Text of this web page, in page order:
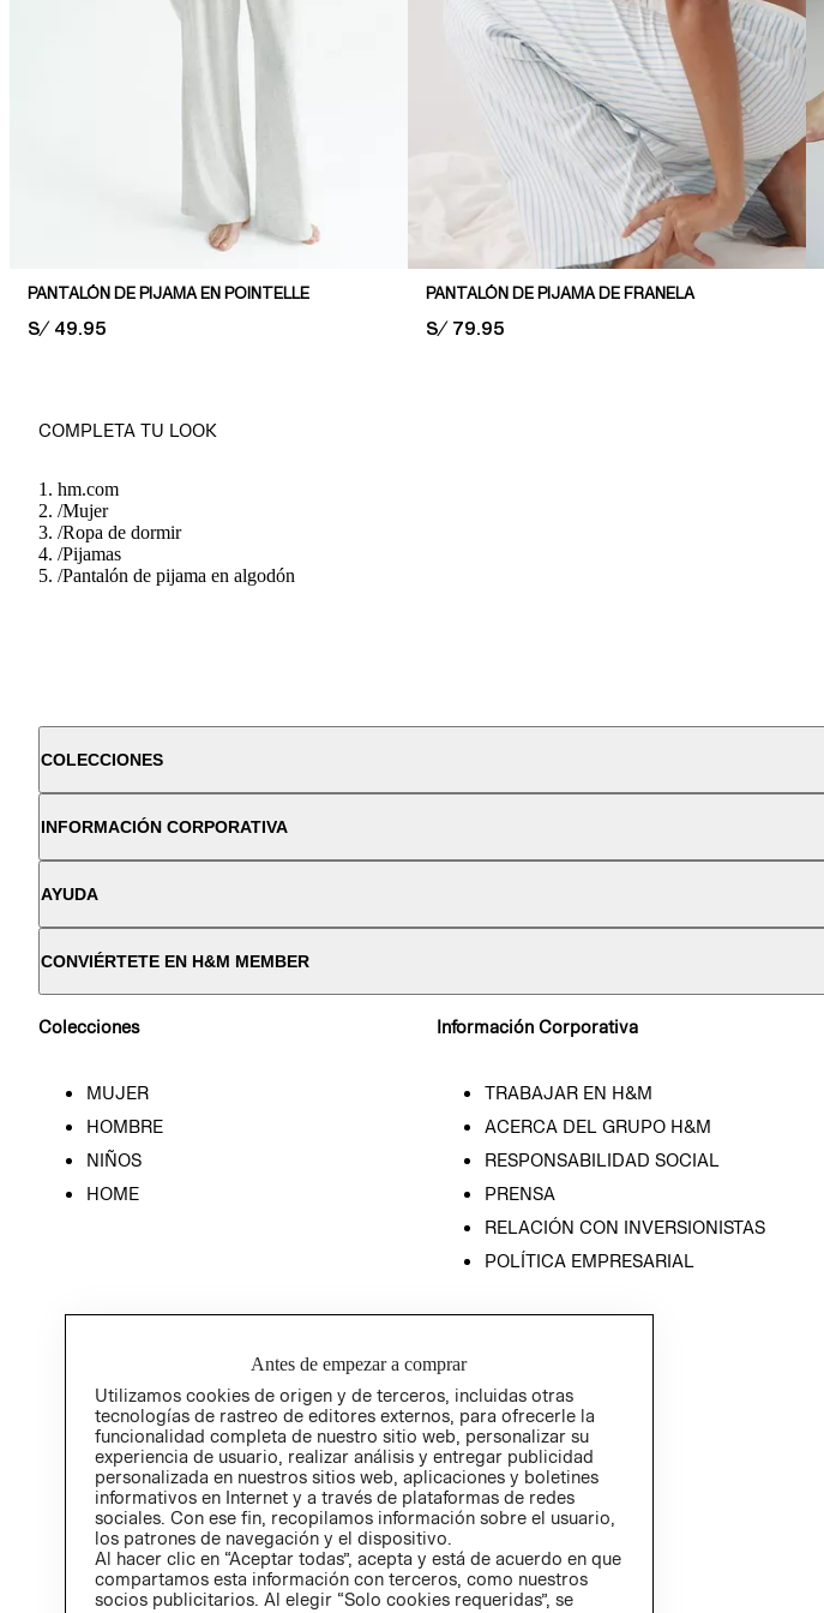
PANTALÓN DE PIJAMA EN POINTELLE
PRICE:
S/ 49.95
PANTALÓN DE PIJAMA DE FRANELA
PRICE:
S/ 79.95
COMPLETA TU LOOK
hm.com
/Mujer
/Ropa de dormir
/Pijamas
/Pantalón de pijama en algodón
COLECCIONES
INFORMACIÓN CORPORATIVA
AYUDA
CONVIÉRTETE EN H&M MEMBER
Colecciones
MUJER
HOMBRE
NIÑOS
HOME
Información Corporativa
TRABAJAR EN H&M
ACERCA DEL GRUPO H&M
RESPONSABILIDAD SOCIAL
PRENSA
RELACIÓN CON INVERSIONISTAS
POLÍTICA EMPRESARIAL
Antes de empezar a comprar
Utilizamos cookies de origen y de terceros, incluidas otras
tecnologías de rastreo de editores externos, para ofrecerle la
funcionalidad completa de nuestro sitio web, personalizar su
experiencia de usuario, realizar análisis y entregar publicidad
personalizada en nuestros sitios web, aplicaciones y boletines
informativos en Internet y a través de plataformas de redes
sociales. Con ese fin, recopilamos información sobre el usuario,
los patrones de navegación y el dispositivo.
Al hacer clic en “Aceptar todas”, acepta y está de acuerdo en que
compartamos esta información con terceros, como nuestros
socios publicitarios. Al elegir “Solo cookies requeridas”, se